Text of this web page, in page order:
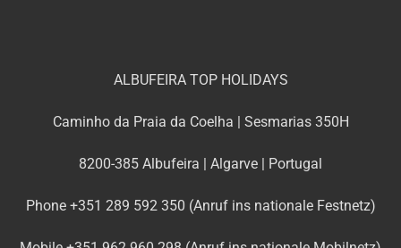
ALBUFEIRA TOP HOLIDAYS
Caminho da Praia da Coelha | Sesmarias 350H
8200-385 Albufeira | Algarve | Portugal
Phone +351 289 592 350 (Anruf ins nationale Festnetz)